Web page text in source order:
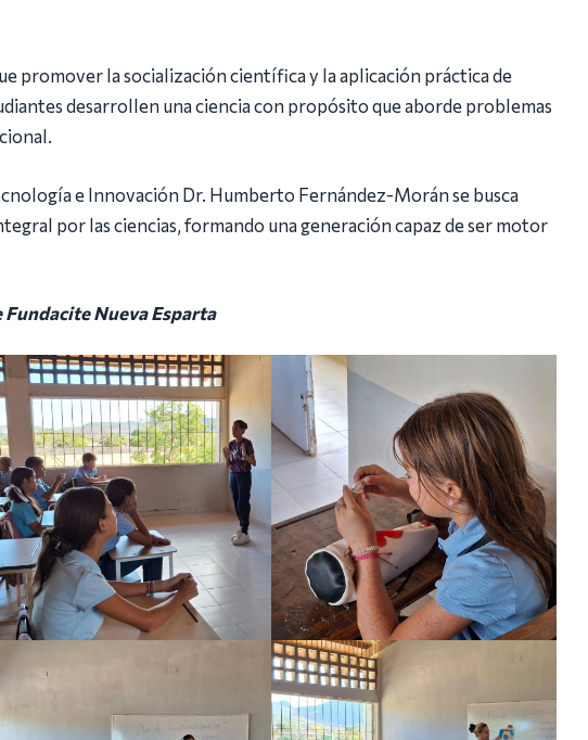
promover la socialización científica y la aplicación práctica de
desarrollen una ciencia con propósito que aborde problemas
e Innovación Dr. Humberto Fernández-Morán se busca
por las ciencias, formando una generación capaz de ser motor
Nueva Esparta